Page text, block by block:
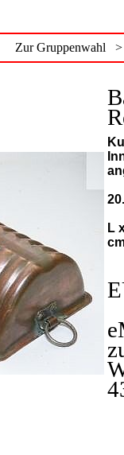
Zur Gruppenwahl >
L